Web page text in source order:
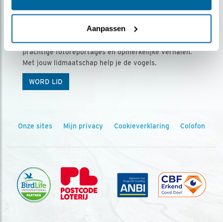
Aanpassen
Ontvang 5 x Vogels voor € 36,00 per jaar
Vogels is het tijdschrift voor onze leden, met
prachtige fotoreportages en opmerkelijke verhalen.
Met jouw lidmaatschap help je de vogels.
WORD LID
Onze sites Mijn privacy Cookieverklaring Colofon